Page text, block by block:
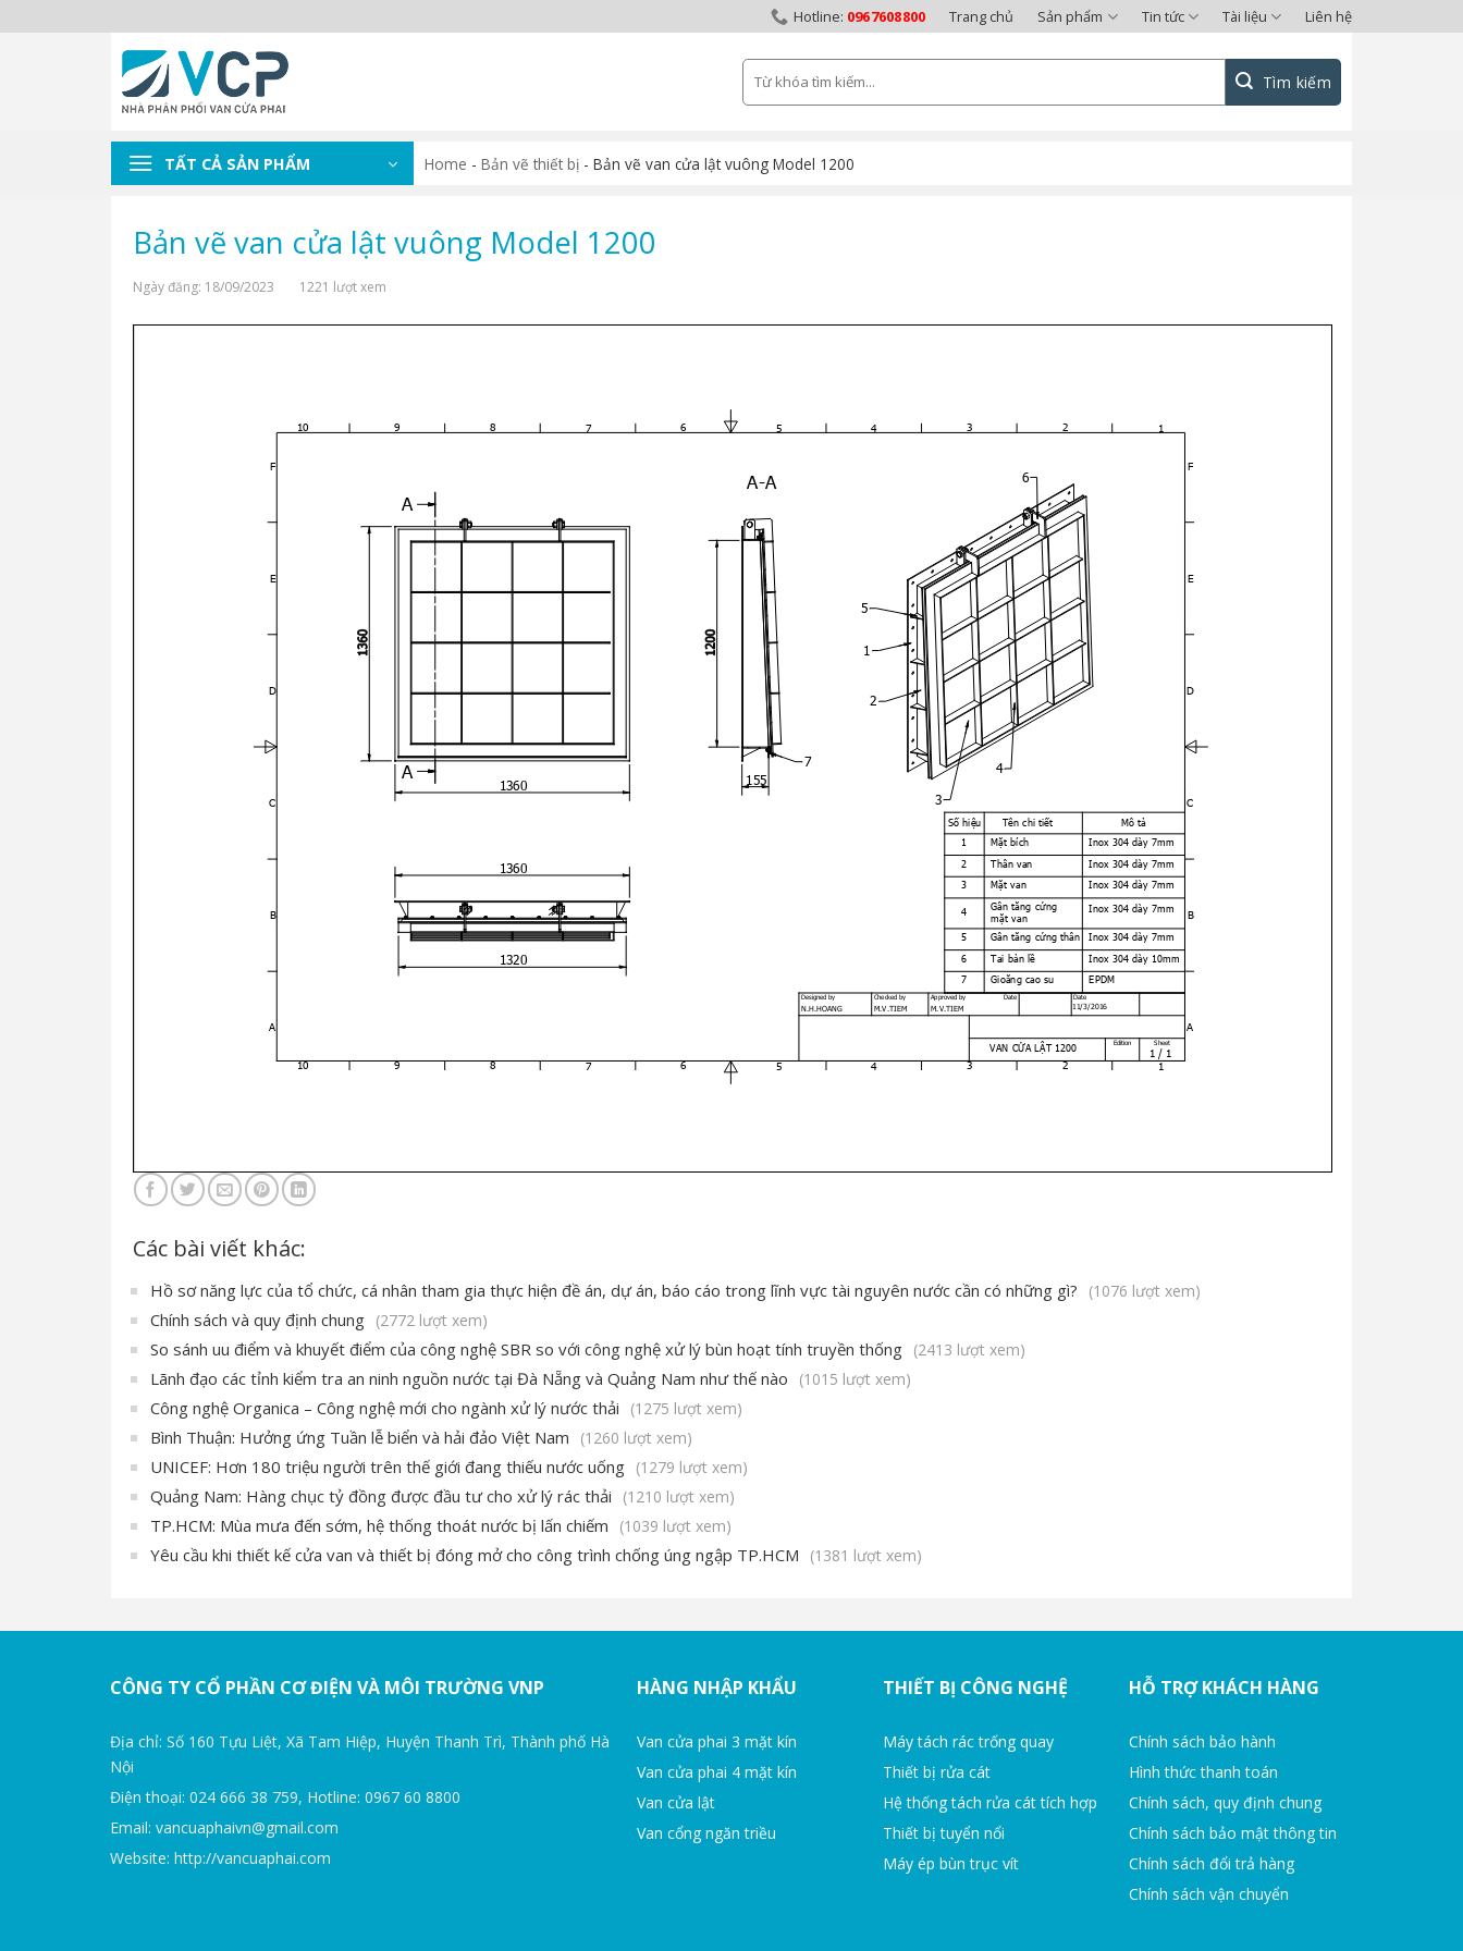
to
0967608800 Trang chủ Sản phẩm Tin tức Tài liệu Liên hệ
Tìm
kiếm:
TẤT CẢ SẢN PHẨM Home - Bản vẽ thiết bị - Bản vẽ van cửa lật vuông Model 1200
Bản vẽ van cửa lật vuông Model 1200
Ngày đăng: 18/09/2023 1221 lượt xem
Các bài viết khác:
Hồ sơ năng lực của tổ chức, cá nhân tham gia thực hiện đề án, dự án, báo cáo trong lĩnh vực tài nguyên nước cần có những gì? (1076 lượt xem)
Chính sách và quy định chung (2772 lượt xem)
So sánh uu điểm và khuyết điểm của công nghệ SBR so với công nghệ xử lý bùn hoạt tính truyền thống (2413 lượt xem)
Lãnh đạo các tỉnh kiểm tra an ninh nguồn nước tại Đà Nẵng và Quảng Nam như thế nào (1015 lượt xem)
Công nghệ Organica – Công nghệ mới cho ngành xử lý nước thải (1275 lượt xem)
Bình Thuận: Hưởng ứng Tuần lễ biển và hải đảo Việt Nam (1260 lượt xem)
UNICEF: Hơn 180 triệu người trên thế giới đang thiếu nước uống (1279 lượt xem)
Quảng Nam: Hàng chục tỷ đồng được đầu tư cho xử lý rác thải (1210 lượt xem)
TP.HCM: Mùa mưa đến sớm, hệ thống thoát nước bị lấn chiếm (1039 lượt xem)
Yêu cầu khi thiết kế cửa van và thiết bị đóng mở cho công trình chống úng ngập TP.HCM (1381 lượt xem)
CÔNG TY CỔ PHẦN CƠ ĐIỆN VÀ MÔI TRƯỜNG VNP
Địa chỉ: Số 160 Tựu Liệt, Xã Tam Hiệp, Huyện Thanh Trì, Thành phố Hà
Nội
Điện thoại: 024 666 38 759, Hotline: 0967 60 8800
Email: vancuaphaivn@gmail.com
Website: http://vancuaphai.com
HÀNG NHẬP KHẨU
Van cửa phai 3 mặt kín
Van cửa phai 4 mặt kín
Van cửa lật
Van cổng ngăn triều
THIẾT BỊ CÔNG NGHỆ
Máy tách rác trống quay
Thiết bị rửa cát
Hệ thống tách rửa cát tích hợp
Thiết bị tuyển nổi
Máy ép bùn trục vít
HỖ TRỢ KHÁCH HÀNG
Chính sách bảo hành
Hình thức thanh toán
Chính sách, quy định chung
Chính sách bảo mật thông tin
Chính sách đổi trả hàng
Chính sách vận chuyển